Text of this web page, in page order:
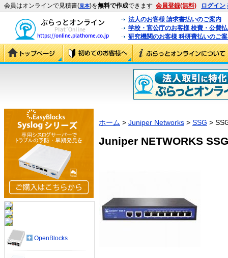
会員はオンラインで見積書(見本)を無料で作成できます 会員登録(無料) ログイン
法人のお客様 請求書払いのご案内
学校・官公庁のお客様 校費・公費
研究機関のお客様 科研費払いのご
ホーム > Juniper Networks > SSG >
Juniper NETWORKS
OpenBlocks